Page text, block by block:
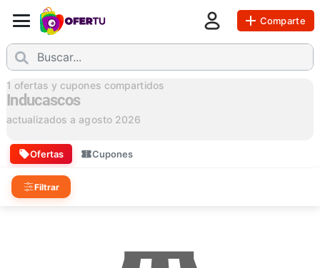
Comparte
1 ofertas y cupones compartidos
Inducascos
actualizados a agosto 2026
Ofertas Cupones
Filtrar